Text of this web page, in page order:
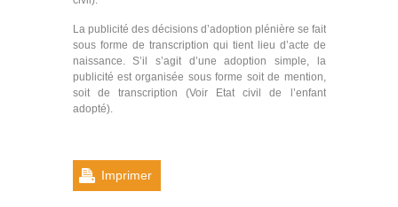
La publicité des décisions d’adoption plénière se fait
sous forme de transcription qui tient lieu d’acte de
naissance. S’il s’agit d’une adoption simple, la
publicité est organisée sous forme soit de mention,
soit de transcription (Voir Etat civil de l’enfant
adopté).
Imprimer